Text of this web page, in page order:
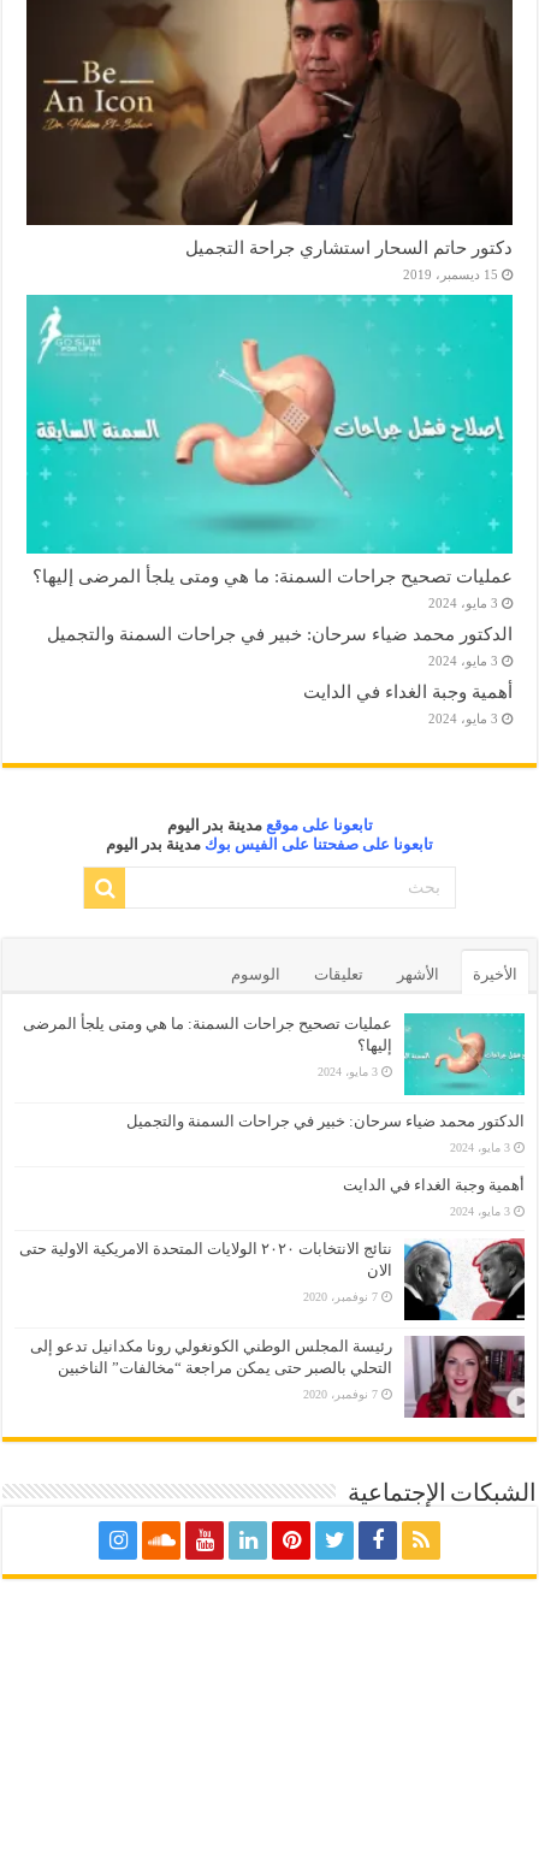
دكتور حاتم السحار استشاري جراحة التجميل
15 ديسمبر، 2019
عمليات تصحيح جراحات السمنة: ما هي ومتى يلجأ المرضى إليها؟
3 مايو، 2024
الدكتور محمد ضياء سرحان: خبير في جراحات السمنة والتجميل
3 مايو، 2024
أهمية وجبة الغداء في الدايت
3 مايو، 2024
تابعونا على موقع مدينة بدر اليوم
تابعونا على صفحتنا على الفيس بوك مدينة بدر اليوم
الأخيرة الأشهر تعليقات الوسوم
عمليات تصحيح جراحات السمنة: ما هي ومتى يلجأ المرضى
إليها؟
3 مايو، 2024
الدكتور محمد ضياء سرحان: خبير في جراحات السمنة والتجميل
3 مايو، 2024
أهمية وجبة الغداء في الدايت
3 مايو، 2024
نتائج الانتخابات ٢٠٢٠ الولايات المتحدة الامريكية الاولية حتى
الان
7 نوفمبر، 2020
رئيسة المجلس الوطني الكونغولي رونا مكدانيل تدعو إلى
التحلي بالصبر حتى يمكن مراجعة “مخالفات” الناخبين
7 نوفمبر، 2020
الشبكات الإجتماعية